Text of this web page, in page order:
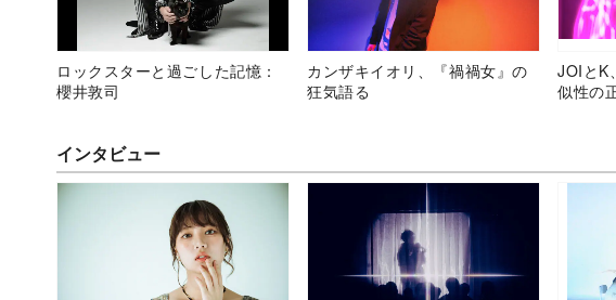
ロックスターと過ごした記憶：
櫻井敦司
カンザキイオリ、『禍禍女』の
狂気語る
JOIとK
似性の
インタビュー